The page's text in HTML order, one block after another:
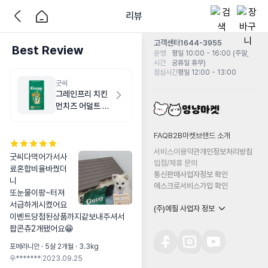
리뷰
Best Review
굿씨
그레인프리 치킨
먼치즈 어덜트 스
굿씨다먹어가서사
료혼합비율바꿨더
니
또눈물이팡~터져
서급하게시켰어요
이벤트당첨된상품까지같보내주셔서
팝콘츄2개됐어요😁
포메라니안 · 5살 2개월 · 3.3kg
우******* 2023.09.25
고객센터1644-3955
운영
시간
평일 10:00 - 16:00 (주말,
공휴일 휴무)
점심시간평일 12:00 - 13:00
FAQB2B마켓 브랜드 소개
서비스이용약관개인정보처리방침
입점/제휴 문의
통신판매사업자정보 확인
에스크로서비스가입 확인
(주)에필 사업자 정보